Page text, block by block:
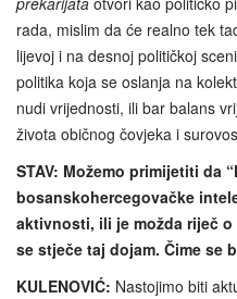
rada, mislim da će realno tek
lijevoj i na desnoj političkoj
politika koja se oslanja na
nudi vrijednosti, ili bar balans
života običnog čovjeka i
STAV: Možemo primijetiti da
bosanskohercegovačke
aktivnosti, ili je možda riječ
se stječe taj dojam. Čime se
KULENOVIĆ: Nastojimo biti